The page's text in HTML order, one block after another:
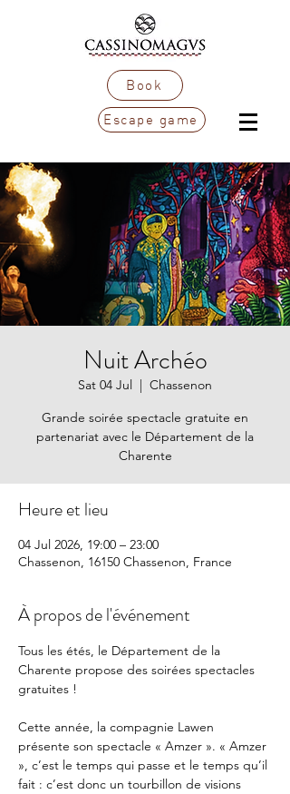
Book
Escape game
Nuit Archéo
Sat 04 Jul
  |
Chassenon
Grande soirée spectacle gratuite en
partenariat avec le Département de la
Charente
Heure et lieu
04 Jul 2026, 19:00 – 23:00
Chassenon, 16150 Chassenon, France
À propos de l'événement
Tous les étés, le Département de la
Charente propose des soirées spectacles
gratuites !
Cette année, la compagnie Lawen
présente son spectacle « Amzer ». « Amzer
», c’est le temps qui passe et le temps qu’il
fait : c’est donc un tourbillon de visions